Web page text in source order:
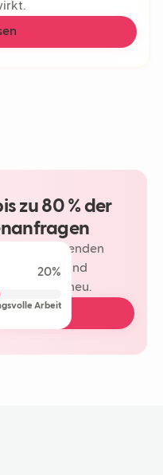
zu 80 % der
wiederkehrenden
spart Zeit und
neu.
20%
Arbeit